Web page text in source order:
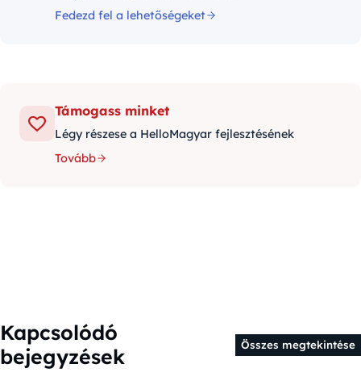
Fedezd fel a lehetőségeket
Támogass minket
Légy részese a HelloMagyar fejlesztésének
Tovább
Kapcsolódó
bejegyzések
Összes megtekintése